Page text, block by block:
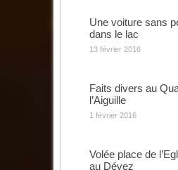
Une voiture sans
dans le lac
13 février 2016
Faits divers au
l’Aiguille
1 février 2016
Volée place de
au Dévez